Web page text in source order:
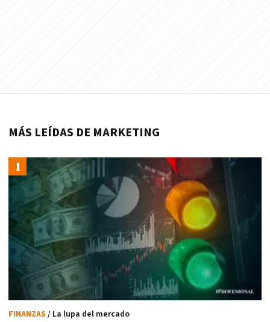
MÁS LEÍDAS DE MARKETING
FINANZAS / La lupa del mercado